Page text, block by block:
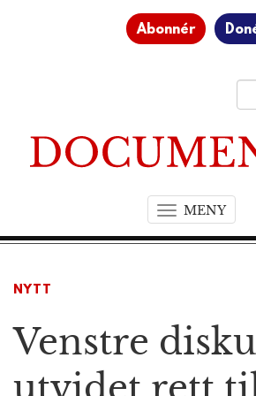
Abonnér
MENYT
o
a
i
NYTT
Venstre